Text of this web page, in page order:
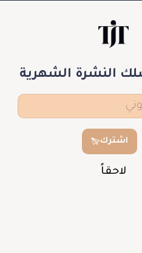
المهتمين بهذا العالم.
النشرة الشهرية
اشترك
لاحقاً